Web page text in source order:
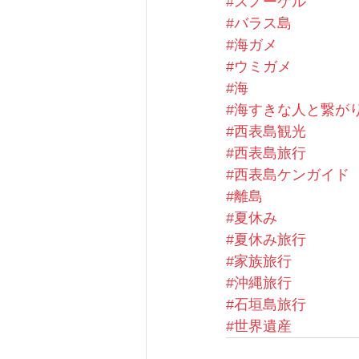
#バラス島
#海ガメ
#ウミガメ
#海
#海すきな人と繋が
#西表島観光
#西表島旅行
#西表島ケンガイド
#離島
#夏休み
#夏休み旅行
#家族旅行
#沖縄旅行
#石垣島旅行
#世界遺産